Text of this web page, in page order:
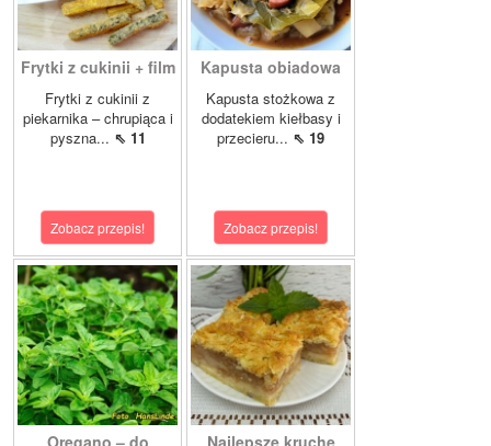
Frytki z cukinii + film
Frytki z cukinii z
piekarnika – chrupiąca i
pyszna... ⇖ 11
Zobacz przepis!
Kapusta obiadowa
Kapusta stożkowa z
dodatekiem kiełbasy i
przecieru... ⇖ 19
Zobacz przepis!